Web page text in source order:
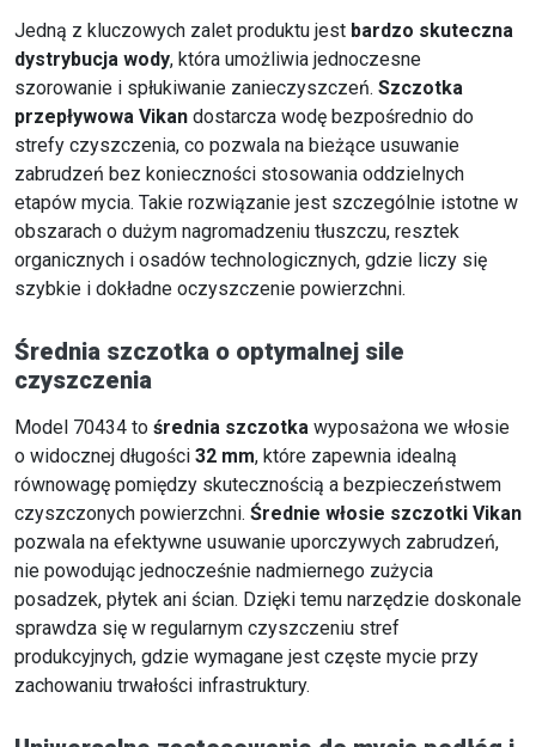
Jedną z kluczowych zalet produktu jest bardzo skuteczna
dystrybucja wody, która umożliwia jednoczesne
szorowanie i spłukiwanie zanieczyszczeń. Szczotka
przepływowa Vikan dostarcza wodę bezpośrednio do
strefy czyszczenia, co pozwala na bieżące usuwanie
zabrudzeń bez konieczności stosowania oddzielnych
etapów mycia. Takie rozwiązanie jest szczególnie istotne w
obszarach o dużym nagromadzeniu tłuszczu, resztek
organicznych i osadów technologicznych, gdzie liczy się
szybkie i dokładne oczyszczenie powierzchni.
Średnia szczotka o optymalnej sile
czyszczenia
Model 70434 to średnia szczotka wyposażona we włosie
o widocznej długości 32 mm, które zapewnia idealną
równowagę pomiędzy skutecznością a bezpieczeństwem
czyszczonych powierzchni. Średnie włosie szczotki Vikan
pozwala na efektywne usuwanie uporczywych zabrudzeń,
nie powodując jednocześnie nadmiernego zużycia
posadzek, płytek ani ścian. Dzięki temu narzędzie doskonale
sprawdza się w regularnym czyszczeniu stref
produkcyjnych, gdzie wymagane jest częste mycie przy
zachowaniu trwałości infrastruktury.